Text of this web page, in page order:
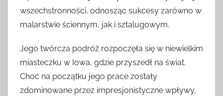
wszechstronności, odnosząc sukcesy zarówno w
malarstwie ściennym, jak i sztalugowym.
Jego twórcza podróż rozpoczęła się w niewielkim
miasteczku w Iowa, gdzie przyszedł na świat.
Choć na początku jego prace zostały
zdominowane przez impresjonistyczne wpływy,